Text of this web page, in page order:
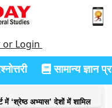
or Login
सामान्य ज्ञान
में ‘श्रेष्ठ अभ्यास’ देशों में शामिल